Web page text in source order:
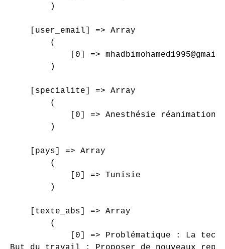
        )
    [user_email] => Array
        (
[0] =>
        )
    [specialite] => Array
        (
            [0] => Anesthésie réanimation
        )
    [pays] => Array
        (
            [0] => Tunisie
        )
    [texte_abs] => Array
        (
[0] => Problématique : La